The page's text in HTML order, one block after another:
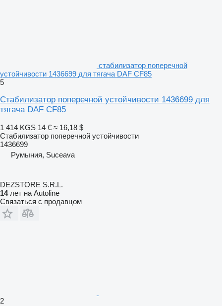
стабилизатор поперечной
устойчивости 1436699 для тягача DAF CF85
5
Стабилизатор поперечной устойчивости 1436699 для
тягача DAF CF85
1 414 KGS 14 € ≈ 16,18 $
Стабилизатор поперечной устойчивости
1436699
Румыния, Suceava
DEZSTORE S.R.L.
14лет на Autoline
Связаться с продавцом
2